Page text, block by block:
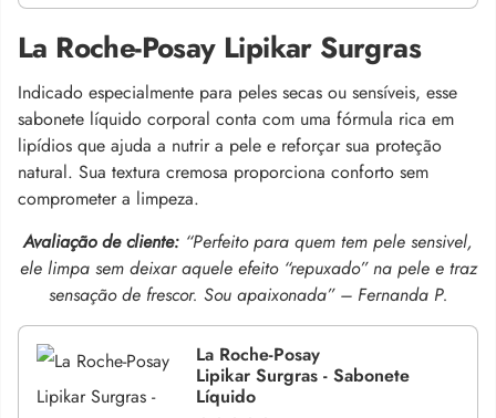
La Roche-Posay Lipikar Surgras
Indicado especialmente para peles secas ou sensíveis, esse
sabonete líquido corporal conta com uma fórmula rica em
lipídios que ajuda a nutrir a pele e reforçar sua proteção
natural. Sua textura cremosa proporciona conforto sem
comprometer a limpeza.
Avaliação de cliente: “Perfeito para quem tem pele sensivel,
ele limpa sem deixar aquele efeito “repuxado” na pele e traz
sensação de frescor. Sou apaixonada” – Fernanda P.
La Roche-Posay
Lipikar Surgras - Sabonete
Líquido